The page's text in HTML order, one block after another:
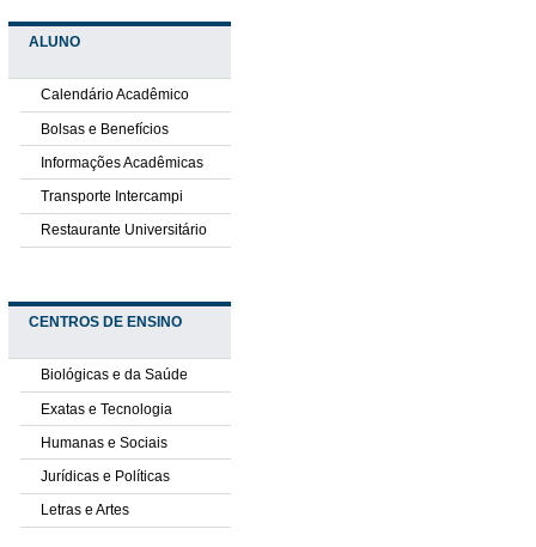
ALUNO
Calendário Acadêmico
Bolsas e Benefícios
Informações Acadêmicas
Transporte Intercampi
Restaurante Universitário
CENTROS DE ENSINO
Biológicas e da Saúde
Exatas e Tecnologia
Humanas e Sociais
Jurídicas e Políticas
Letras e Artes